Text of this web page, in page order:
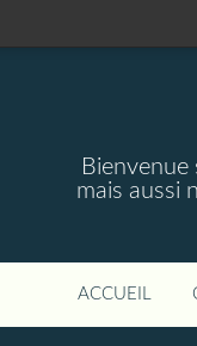
mais aussi
ACCUEIL